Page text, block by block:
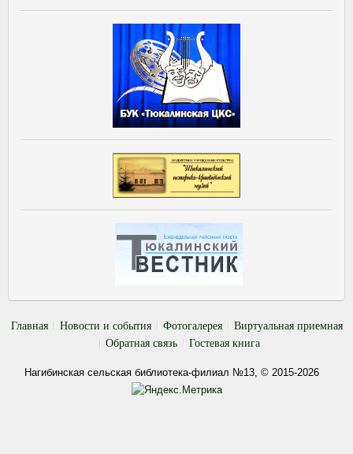
Главная Новости и события Фотогалерея
Виртуальная приемная
Обратная связь
Гостевая книга
Нагибинская сельская библиотека-филиал №13, © 2015-2026